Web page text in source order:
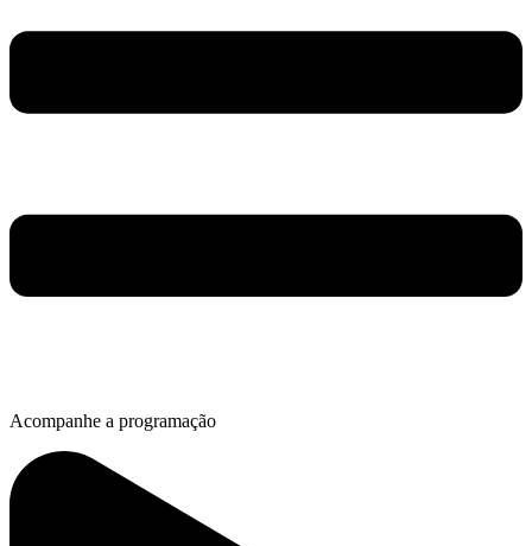
Acompanhe a programação